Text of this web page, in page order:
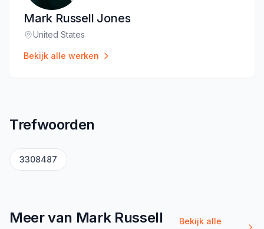
Mark Russell Jones
Locatie:
United States
Bekijk alle werken
Trefwoorden
3308487
Meer van Mark Russell
Bekijk alle